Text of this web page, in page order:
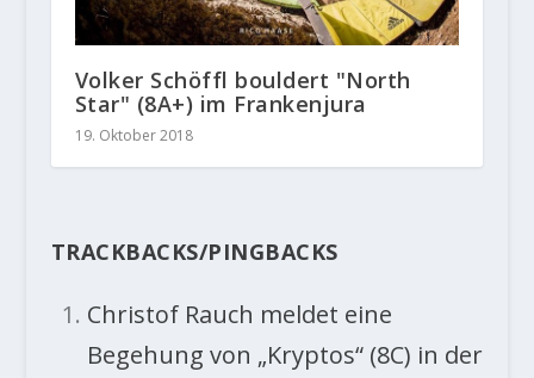
Volker Schöffl bouldert "North
Star" (8A+) im Frankenjura
19. Oktober 2018
TRACKBACKS/PINGBACKS
Christof Rauch meldet eine
Begehung von „Kryptos“ (8C) in der